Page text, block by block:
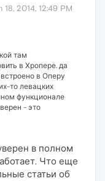
18, 2014, 12:49 PM
там
в Хропере. да
в Оперу
то левацких
функционале
- это
в полном
Что еще
статьи об